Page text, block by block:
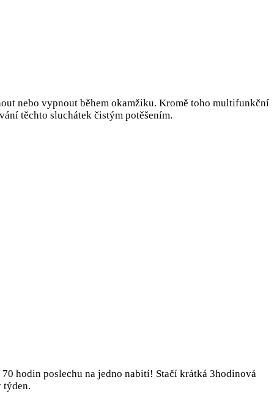
nebo vypnout během okamžiku. Kromě toho multifunkční
těchto sluchátek čistým potěšením.
hodin poslechu na jedno nabití! Stačí krátká 3hodinová
týden.